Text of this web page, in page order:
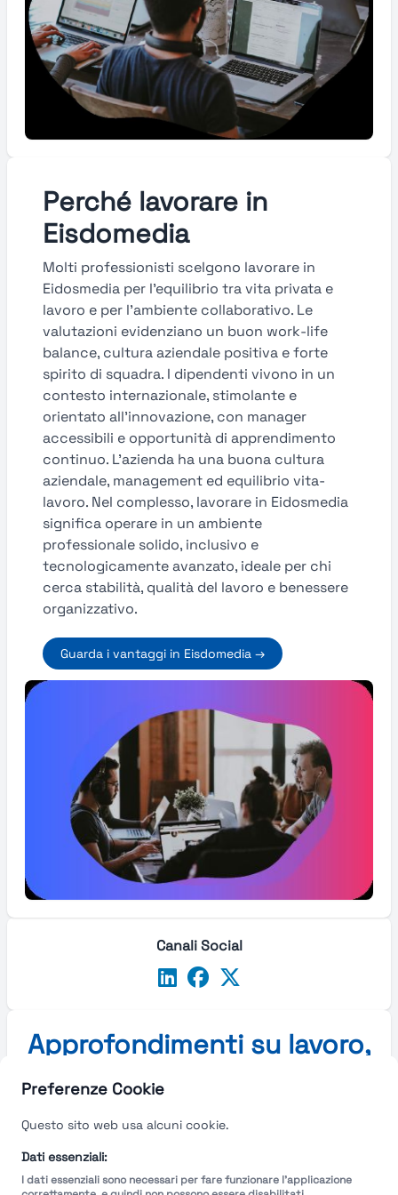
Preferenze Cookie
Questo sito web usa alcuni cookie.
Dati essenziali:
I dati essenziali sono necessari per fare funzionare l'applicazione
Perché lavorare in
Eisdomedia
Molti professionisti scelgono lavorare in
Eidosmedia per l’equilibrio tra vita privata e
lavoro e per l’ambiente collaborativo. Le
valutazioni evidenziano un buon work-life
balance, cultura aziendale positiva e forte
spirito di squadra. I dipendenti vivono in un
contesto internazionale, stimolante e
orientato all’innovazione, con manager
accessibili e opportunità di apprendimento
continuo. L'azienda ha una buona cultura
aziendale, management ed equilibrio vita-
lavoro. Nel complesso, lavorare in Eidosmedia
significa operare in un ambiente
professionale solido, inclusivo e
tecnologicamente avanzato, ideale per chi
cerca stabilità, qualità del lavoro e benessere
organizzativo.
Guarda i vantaggi in Eisdomedia →
Canali Social
Approfondimenti su lavoro,
stipendi e carriera in Italia